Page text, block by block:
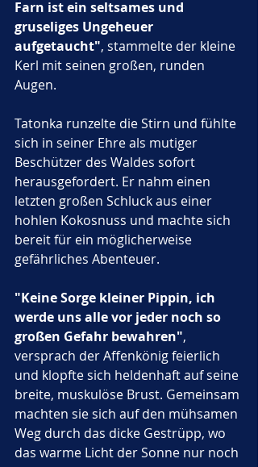
Farn ist ein seltsames und
gruseliges Ungeheuer
aufgetaucht", stammelte der kleine
Kerl mit seinen großen, runden
Augen.
Tatonka runzelte die Stirn und fühlte
sich in seiner Ehre als mutiger
Beschützer des Waldes sofort
herausgefordert. Er nahm einen
letzten großen Schluck aus einer
hohlen Kokosnuss und machte sich
bereit für ein möglicherweise
gefährliches Abenteuer.
"Keine Sorge kleiner Pippin, ich
werde uns alle vor jeder noch so
großen Gefahr bewahren",
versprach der Affenkönig feierlich
und klopfte sich heldenhaft auf seine
breite, muskulöse Brust. Gemeinsam
machten sie sich auf den mühsamen
Weg durch das dicke Gestrüpp, wo
das warme Licht der Sonne nur noch